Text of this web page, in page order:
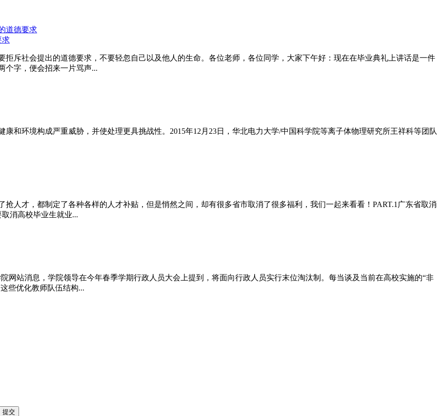
求
斥社会提出的道德要求，不要轻忽自己以及他人的生命。各位老师，各位同学，大家下午好：现在在毕业典礼上讲话是一件
个字，便会招来一片骂声...
和环境构成严重威胁，并使处理更具挑战性。2015年12月23日，华北电力大学/中国科学院等离子体物理研究所王祥科等团队
人才，都制定了各种各样的人才补贴，但是悄然之间，却有很多省市取消了很多福利，我们一起来看看！PART.1广东省取消
消高校毕业生就业...
网站消息，学院领导在今年春季学期行政人员大会上提到，将面向行政人员实行末位淘汰制。每当谈及当前在高校实施的“非
些优化教师队伍结构...